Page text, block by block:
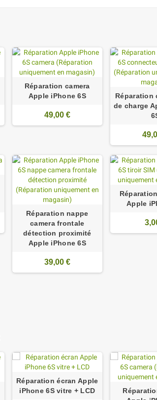
Réparation camera
Apple iPhone 6S
49,00 €
Réparation
de charge
Réparation nappe
camera frontale
détection proximité
Apple iPhone 6S
39,00 €
Apple
Réparation écran Apple
iPhone 6S vitre + LCD